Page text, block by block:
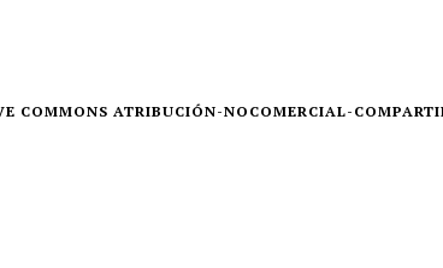
COMMONS ATRIBUCIÓN-NOCOMERCIAL-